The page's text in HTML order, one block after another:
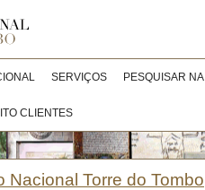
SERVIÇOS PESQUISAR
CLIENTES
Nacional Torre do Tombo